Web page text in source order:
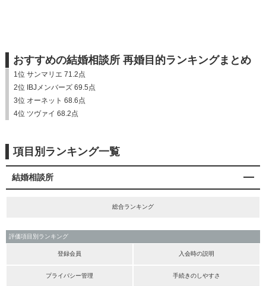
おすすめの結婚相談所 再婚目的ランキングまとめ
1位 サンマリエ 71.2点
2位 IBJメンバーズ 69.5点
3位 オーネット 68.6点
4位 ツヴァイ 68.2点
項目別ランキング一覧
結婚相談所
総合ランキング
評価項目別ランキング
登録会員 入会時の説明
プライバシー管理 手続きのしやすさ